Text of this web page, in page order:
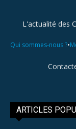
L'actualité des
Qui sommes-nous ?•
ARTICLES